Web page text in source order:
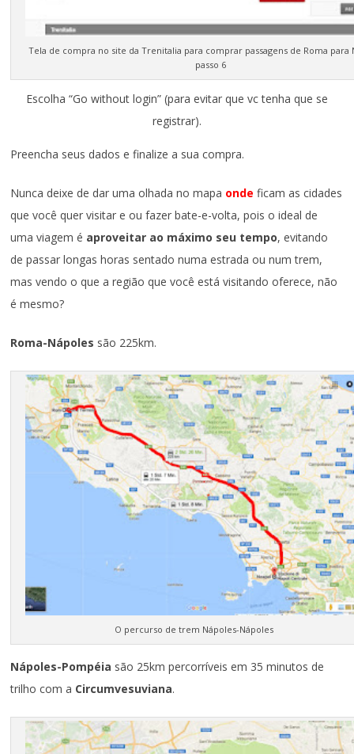
Tela de compra no site da Trenitalia para comprar passagens de Roma para
passo 6
Escolha “Go without login” (para evitar que vc tenha que se
registrar).
Preencha seus dados e finalize a sua compra.
Nunca deixe de dar uma olhada no mapa onde ficam as cidades
que você quer visitar e ou fazer bate-e-volta, pois o ideal de
uma viagem é aproveitar ao máximo seu tempo, evitando
de passar longas horas sentado numa estrada ou num trem,
mas vendo o que a região que você está visitando oferece, não
é mesmo?
Roma-Nápoles são 225km.
O percurso de trem Nápoles-Nápoles
Nápoles-Pompéia são 25km percorríveis em 35 minutos de
trilho com a Circumvesuviana.